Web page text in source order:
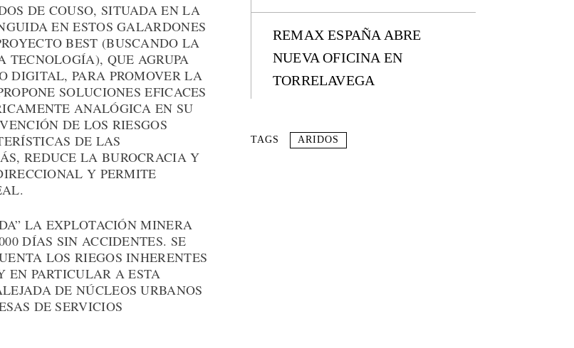
DE COUSO, SITUADA EN LA
EN ESTOS GALARDONES
BEST (BUSCANDO LA
TECNOLOGÍA), QUE AGRUPA
DIGITAL, PARA PROMOVER LA
SOLUCIONES EFICACES
ANALÓGICA EN SU
DE LOS RIESGOS
DE LAS
REDUCE LA BUROCRACIA Y
Y PERMITE
LA EXPLOTACIÓN MINERA
DÍAS SIN ACCIDENTES. SE
LOS RIEGOS INHERENTES
PARTICULAR A ESTA
DE NÚCLEOS URBANOS
DE SERVICIOS
REMAX ESPAÑA ABRE
NUEVA OFICINA EN
TORRELAVEGA
TAGS ARIDOS